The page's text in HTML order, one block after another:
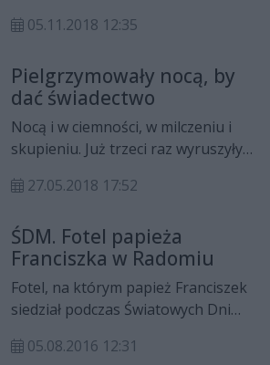
Krzysztof Domagała.
05.11.2018 12:35
Pielgrzymowały nocą, by
dać świadectwo
Nocą i w ciemności, w milczeniu i
skupieniu. Już trzeci raz wyruszyły
Sanktuarium Matki Bożej
Mowa o kobietach z Diecezji
Radomskiej, które chciały dać
świadectwo przynależności do
Kościoła Katolickiego.
27.05.2018 17:52
ŚDM. Fotel papieża
Franciszka w Radomiu
Fotel, na którym papież Franciszek
siedział podczas Światowych Dni
stałe do parafii pw. Matki Bożej
05.08.2016 12:31